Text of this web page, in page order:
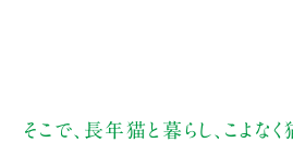
そこで、長年猫と暮らし、こよな